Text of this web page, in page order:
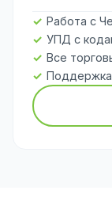
Работа с
УПД с
Все